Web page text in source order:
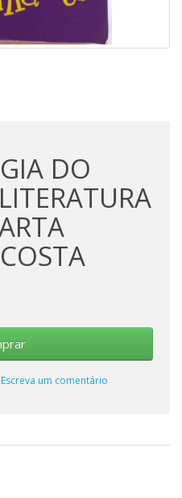
DO
Escreva um comentário